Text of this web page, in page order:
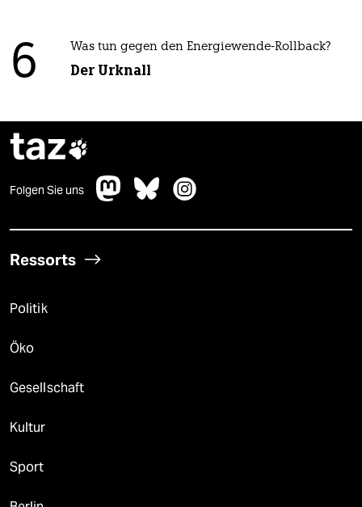
6 Was tun gegen den Energiewende-Rollback?
Der Urknall
taz
Folgen Sie uns
Ressorts
Politik
Öko
Gesellschaft
Kultur
Sport